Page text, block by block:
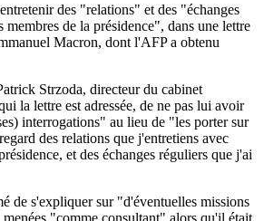
des "relations" et des "échanges
de la présidence", dans une lettre
Macron, dont l'AFP a obtenu
Strzoda, directeur du cabinet
la lettre est adressée, de ne pas lui avoir
interrogations" au lieu de "les porter sur
des relations que j'entretiens avec
et des échanges réguliers que j'ai
de s'expliquer sur "d'éventuelles missions
"comme consultant" alors qu'il était